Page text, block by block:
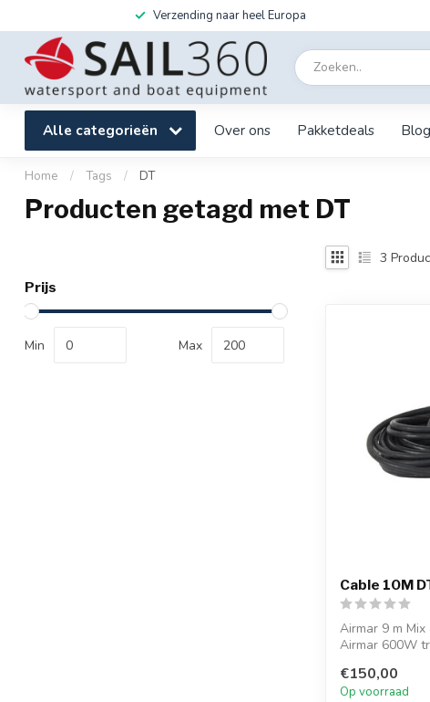
Verzending naar heel Europa
Alle categorieën Over ons Pakketdeals Blog
Home / Tags / DT
Producten getagd met DT
Prijs
Min Max
3
Cable 10M
Airmar 9 m
Airmar 600W
€150,00
Op voorraad